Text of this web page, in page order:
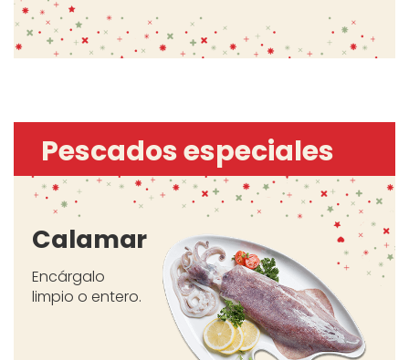
Pescados especiales
Calamar
Encárgalo
limpio o entero.